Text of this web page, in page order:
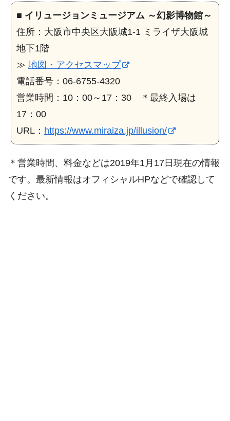
■ イリュージョンミュージアム ～幻影博物館～
住所：大阪市中央区大阪城1-1 ミライザ大阪城
地下1階
≫ 地図・アクセスマップ
電話番号：06-6755-4320
営業時間：10：00～17：30 ＊最終入場は
17：00
URL： https://www.miraiza.jp/illusion/
＊営業時間、料金などは2019年1月17日現在の情報
です。最新情報はオフィシャルHPなどで確認して
ください。